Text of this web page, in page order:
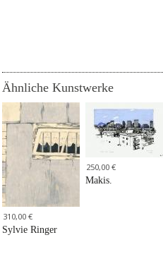
Ähnliche Kunstwerke
310,00 €
Sylvie Ringer
250,00 €
Makis.